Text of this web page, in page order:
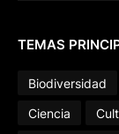
TEMAS
Biodiversidad
Ciencia